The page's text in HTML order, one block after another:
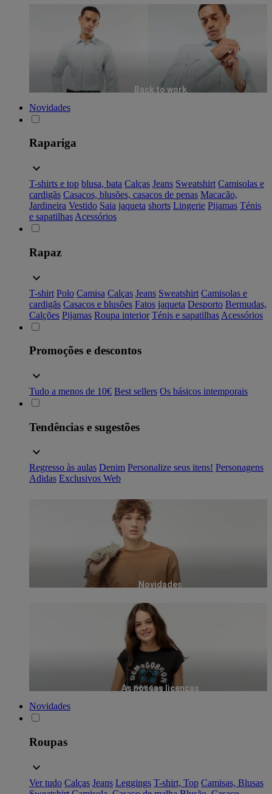
Back to work
Novidades
Rapariga
T-shirts e top blusa, bata Calças Jeans Sweatshirt Camisolas e
cardigãs Casacos, blusões, casacos de penas Macacão,
Jardineira Vestido Saia jaqueta shorts Lingerie Pijamas Ténis
e sapatilhas Acessórios
Rapaz
T-shirt Polo Camisa Calças Jeans Sweatshirt Camisolas e
cardigãs Casacos e blusões Fatos jaqueta Desporto Bermudas,
Calções Pijamas Roupa interior Ténis e sapatilhas Acessórios
Promoções e descontos
Tudo a menos de 10€ Best sellers Os básicos intemporais
Tendências e sugestões
Regresso às aulas Denim Personalize seus itens! Personagens
Adidas Exclusivos Web
Novidades
As nossas licenças
Novidades
Roupas
Ver tudo Calças Jeans Leggings T-shirt, Top Camisas, Blusas